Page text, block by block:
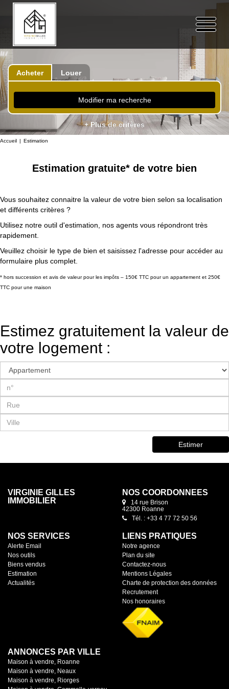
Acheter Louer
Modifier ma recherche
+ Plus de critères
Accueil Estimation
Estimation gratuite* de votre bien
Vous souhaitez connaitre la valeur de votre bien selon sa localisation
et différents critères ?
Utilisez notre outil d'estimation, nos agents vous répondront très
rapidement.
Veuillez choisir le type de bien et saisissez l'adresse pour accéder au
formulaire plus complet.
* hors succession et avis de valeur pour les impôts – 150€ TTC pour un appartement et 250€
TTC pour une maison
Estimez gratuitement la valeur de
votre logement :
Estimer
VIRGINIE GILLES
IMMOBILIER
NOS COORDONNÉES
14 rue Brison
42300 Roanne
Tél. : +33 4 77 72 50 56
NOS SERVICES
Alerte Email
Nos outils
Biens vendus
Estimation
Actualités
LIENS PRATIQUES
Notre agence
Plan du site
Contactez-nous
Mentions Légales
Charte de protection des données
Recrutement
Nos honoraires
ANNONCES PAR VILLE
Maison à vendre, Roanne
Maison à vendre, Neaux
Maison à vendre, Riorges